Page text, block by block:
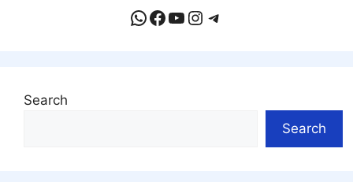
WhatsApp
Facebook
YouTube
Instagram
Telegram
Search
Search